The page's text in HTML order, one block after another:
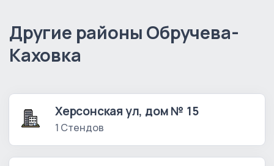
Другие районы Обручева-
Каховка
Херсонская ул, дом № 15
1 Стендов